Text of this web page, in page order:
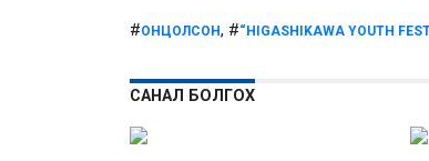
#ОНЦОЛСОН, #“HIGASHIKAWA YOUTH FEST
САНАЛ БОЛГОХ